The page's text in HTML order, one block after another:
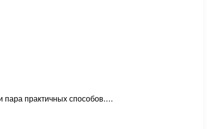
пара практичных способов.…